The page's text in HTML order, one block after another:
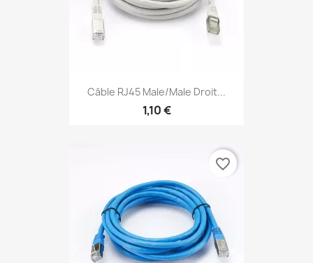
Câble RJ45 Male/Male Droit...
1,10 €
favorite_border